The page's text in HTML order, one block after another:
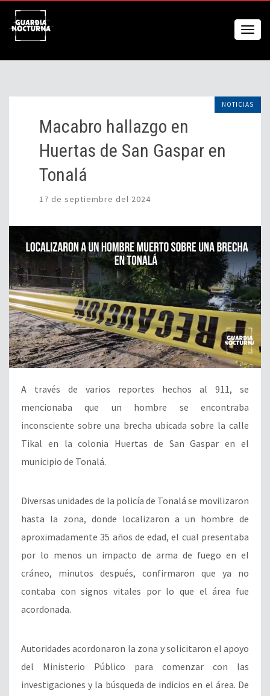
NOTICIAS
Macabro hallazgo en
Huertas de San Gaspar en
Tonalá
17 de septiembre del 2024
A través de varios reportes hechos al 911, se
mencionaba que un hombre se encontraba
inconsciente sobre una brecha ubicada sobre la calle
Tikal en la colonia Huertas de San Gaspar en el
municipio de Tonalá.
Diversas unidades de la policía de Tonalá se movilizaron
hasta la zona, donde localizaron a un hombre de
aproximadamente 35 años de edad, el cual presentaba
por lo menos un impacto de arma de fuego en el
cráneo, minutos después, confirmaron que ya no
contaba con signos vitales por lo que el área fue
acordonada.
Autoridades acordonaron la zona y solicitaron el apoyo
del Ministerio Público para comenzar con las
investigaciones y la búsqueda de indicios en el área. De